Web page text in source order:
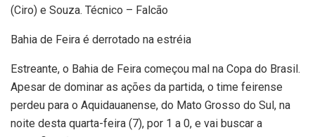
(Ciro) e Souza. Técnico – Falcão
Bahia de Feira é derrotado na estréia
Estreante, o Bahia de Feira começou mal na Copa do Brasil.
Apesar de dominar as ações da partida, o time feirense
perdeu para o Aquidauanense, do Mato Grosso do Sul, na
noite desta quarta-feira (7), por 1 a 0, e vai buscar a